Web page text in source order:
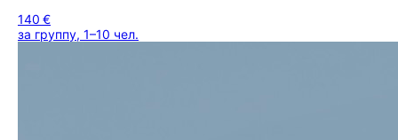
140 €
за группу, 1–10 чел.